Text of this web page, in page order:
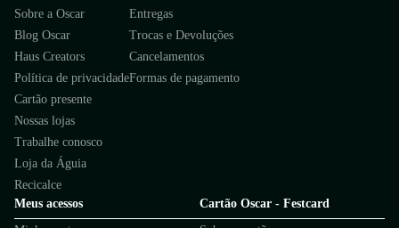
Sobre a Oscar
Blog Oscar
Haus Creators
Política de privacidade
Cartão presente
Nossas lojas
Trabalhe conosco
Loja da Águia
Recicalce
Entregas
Trocas e Devoluções
Cancelamentos
Formas de pagamento
Meus acessos
Cartão Oscar - Festcard